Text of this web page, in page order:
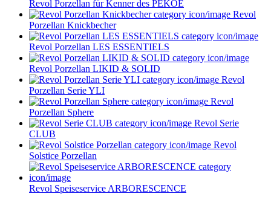
Revol Porzellan für Kenner des PEKOË
Revol
Porzellan Knickbecher
Revol Porzellan LES ESSENTIELS
Revol Porzellan LIKID & SOLID
Revol
Porzellan Serie YLI
Revol
Porzellan Sphere
Revol Serie
CLUB
Revol
Solstice Porzellan
Revol Speiseservice ARBORESCENCE